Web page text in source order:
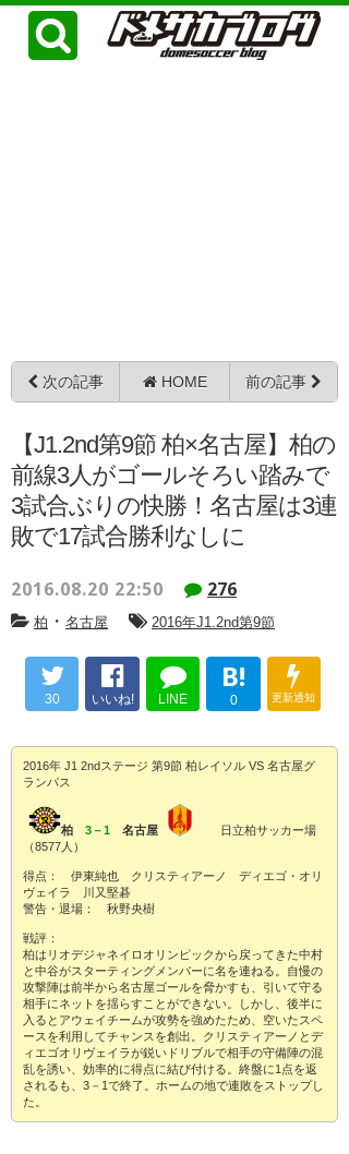
次の記事 HOME 前の記事
【J1.2nd第9節 柏×名古屋】柏の
前線3人がゴールそろい踏みで
3試合ぶりの快勝！名古屋は3連
敗で17試合勝利なしに
2016.08.20 22:50 276
柏 ・ 名古屋 2016年J1.2nd第9節
30 いいね! LINE
B!
0 更新通知
2016年 J1 2ndステージ 第9節 柏レイソル VS 名古屋グ
ランパス
柏 3－1 名古屋
日立柏サッカー場
（8577人）
得点： 伊東純也 クリスティアーノ ディエゴ・オリ
ヴェイラ 川又堅碁
警告・退場： 秋野央樹
戦評：
柏はリオデジャネイロオリンピックから戻ってきた中村
と中谷がスターティングメンバーに名を連ねる。自慢の
攻撃陣は前半から名古屋ゴールを脅かすも、引いて守る
相手にネットを揺らすことができない。しかし、後半に
入るとアウェイチームが攻勢を強めたため、空いたスペ
ースを利用してチャンスを創出。クリスティアーノとデ
ィエゴオリヴェイラが鋭いドリブルで相手の守備陣の混
乱を誘い、効率的に得点に結び付ける。終盤に1点を返
されるも、3－1で終了。ホームの地で連敗をストップし
た。